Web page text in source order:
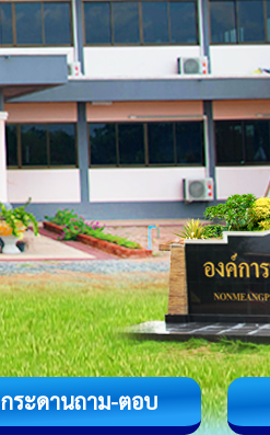
กระดานถาม-ตอบ